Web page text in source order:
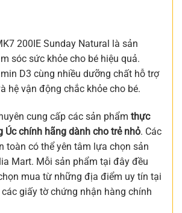
200IE Sunday Natural là sản
sóc sức khỏe cho bé hiệu quả.
D3 cùng nhiều dưỡng chất hỗ trợ
hệ vận động chắc khỏe cho bé.
cung cấp các sản phẩm thực
Úc chính hãng dành cho trẻ nhỏ. Các
toàn có thể yên tâm lựa chọn sản
Mart. Mỗi sản phẩm tại đây đều
mua từ những địa điểm uy tín tại
giấy tờ chứng nhận hàng chính